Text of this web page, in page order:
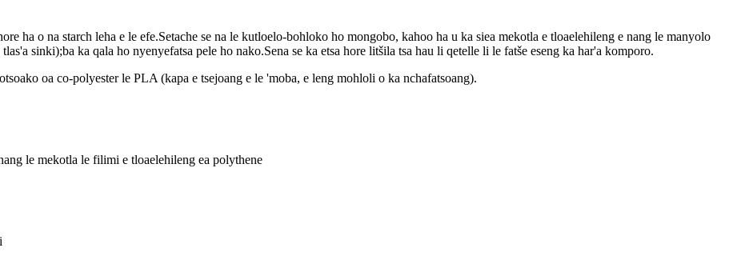
ha o na starch leha e le efe.Setache se na le kutloelo-bohloko ho mongobo, kahoo ha u ka siea mekotla e tloaelehileng e nang le manyolo
sinki);ba ka qala ho nyenyefatsa pele ho nako.Sena se ka etsa hore litšila tsa hau li qetelle li le fatše eseng ka har'a komporo.
oa co-polyester le PLA (kapa e tsejoang e le 'moba, e leng mohloli o ka nchafatsoang).
le mekotla le filimi e tloaelehileng ea polythene